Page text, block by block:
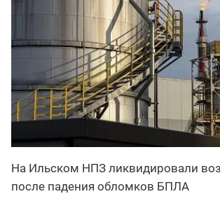
На Ильском НПЗ ликвидировали
после падения обломков БПЛА